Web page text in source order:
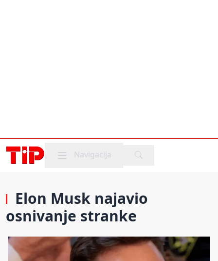
Mobile menu
Navigacija
Elon Musk najavio
osnivanje stranke